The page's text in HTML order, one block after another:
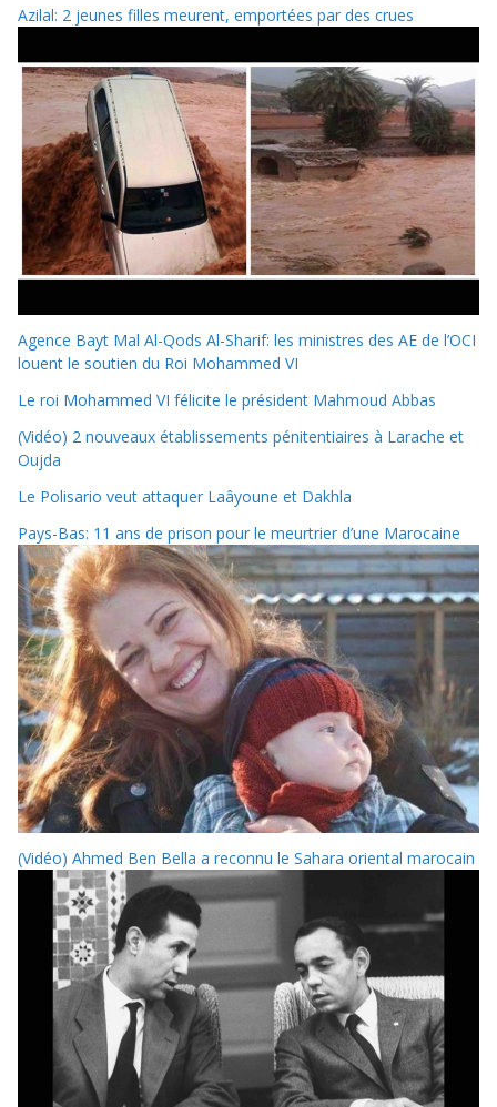
Azilal: 2 jeunes filles meurent, emportées par des crues
Agence Bayt Mal Al-Qods Al-Sharif: les ministres des AE de l’OCI
louent le soutien du Roi Mohammed VI
Le roi Mohammed VI félicite le président Mahmoud Abbas
(Vidéo) 2 nouveaux établissements pénitentiaires à Larache et
Oujda
Le Polisario veut attaquer Laâyoune et Dakhla
Pays-Bas: 11 ans de prison pour le meurtrier d’une Marocaine
(Vidéo) Ahmed Ben Bella a reconnu le Sahara oriental marocain